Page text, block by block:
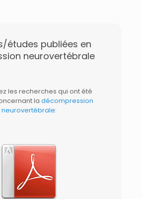
études publiées en
neurovertébrale
les recherches qui ont été
la décompression
neurovertébrale: